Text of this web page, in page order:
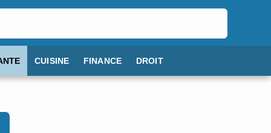
CUISINE FINANCE DROIT